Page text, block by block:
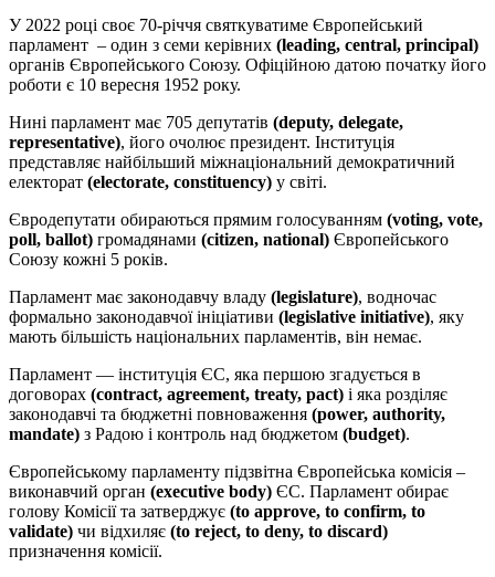
У 2022 році своє 70-річчя святкуватиме Європейський
парламент – один з семи керівних (leading, central, principal)
органів Європейського Союзу. Офіційною датою початку його
роботи є 10 вересня 1952 року.
Нині парламент має 705 депутатів (deputy, delegate,
representative), його очолює президент. Інституція
представляє найбільший міжнаціональний демократичний
електорат (electorate, constituency) у світі.
Євродепутати обираються прямим голосуванням (voting, vote,
poll, ballot) громадянами (citizen, national) Європейського
Союзу кожні 5 років.
Парламент має законодавчу владу (legislature), водночас
формально законодавчої ініціативи (legislative initiative), яку
мають більшість національних парламентів, він немає.
Парламент — інституція ЄС, яка першою згадується в
договорах (contract, agreement, treaty, pact) і яка розділяє
законодавчі та бюджетні повноваження (power, authority,
mandate) з Радою і контроль над бюджетом (budget).
Європейському парламенту підзвітна Європейська комісія –
виконавчий орган (executive body) ЄС. Парламент обирає
голову Комісії та затверджує (to approve, to confirm, to
validate) чи відхиляє (to reject, to deny, to discard)
призначення комісії.